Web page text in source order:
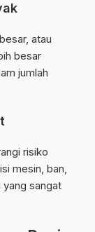
atau
besar
jumlah
risiko
mesin, ban,
yang sangat